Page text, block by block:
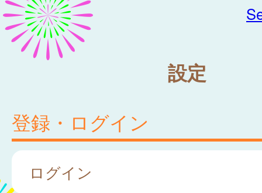
設定
登録・ログイン
ログイン